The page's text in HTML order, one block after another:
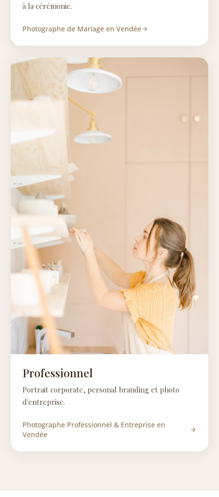
à la cérémonie.
Photographe de Mariage en Vendée
Professionnel
Portrait corporate, personal branding et photo
d'entreprise.
Photographe Professionnel & Entreprise en
Vendée